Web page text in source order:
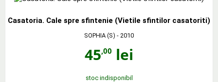
Casatoria. Cale spre sfintenie (Vietile sfintilor casatoriti)
SOPHIA (S) - 2010
45,00 lei
stoc indisponibil